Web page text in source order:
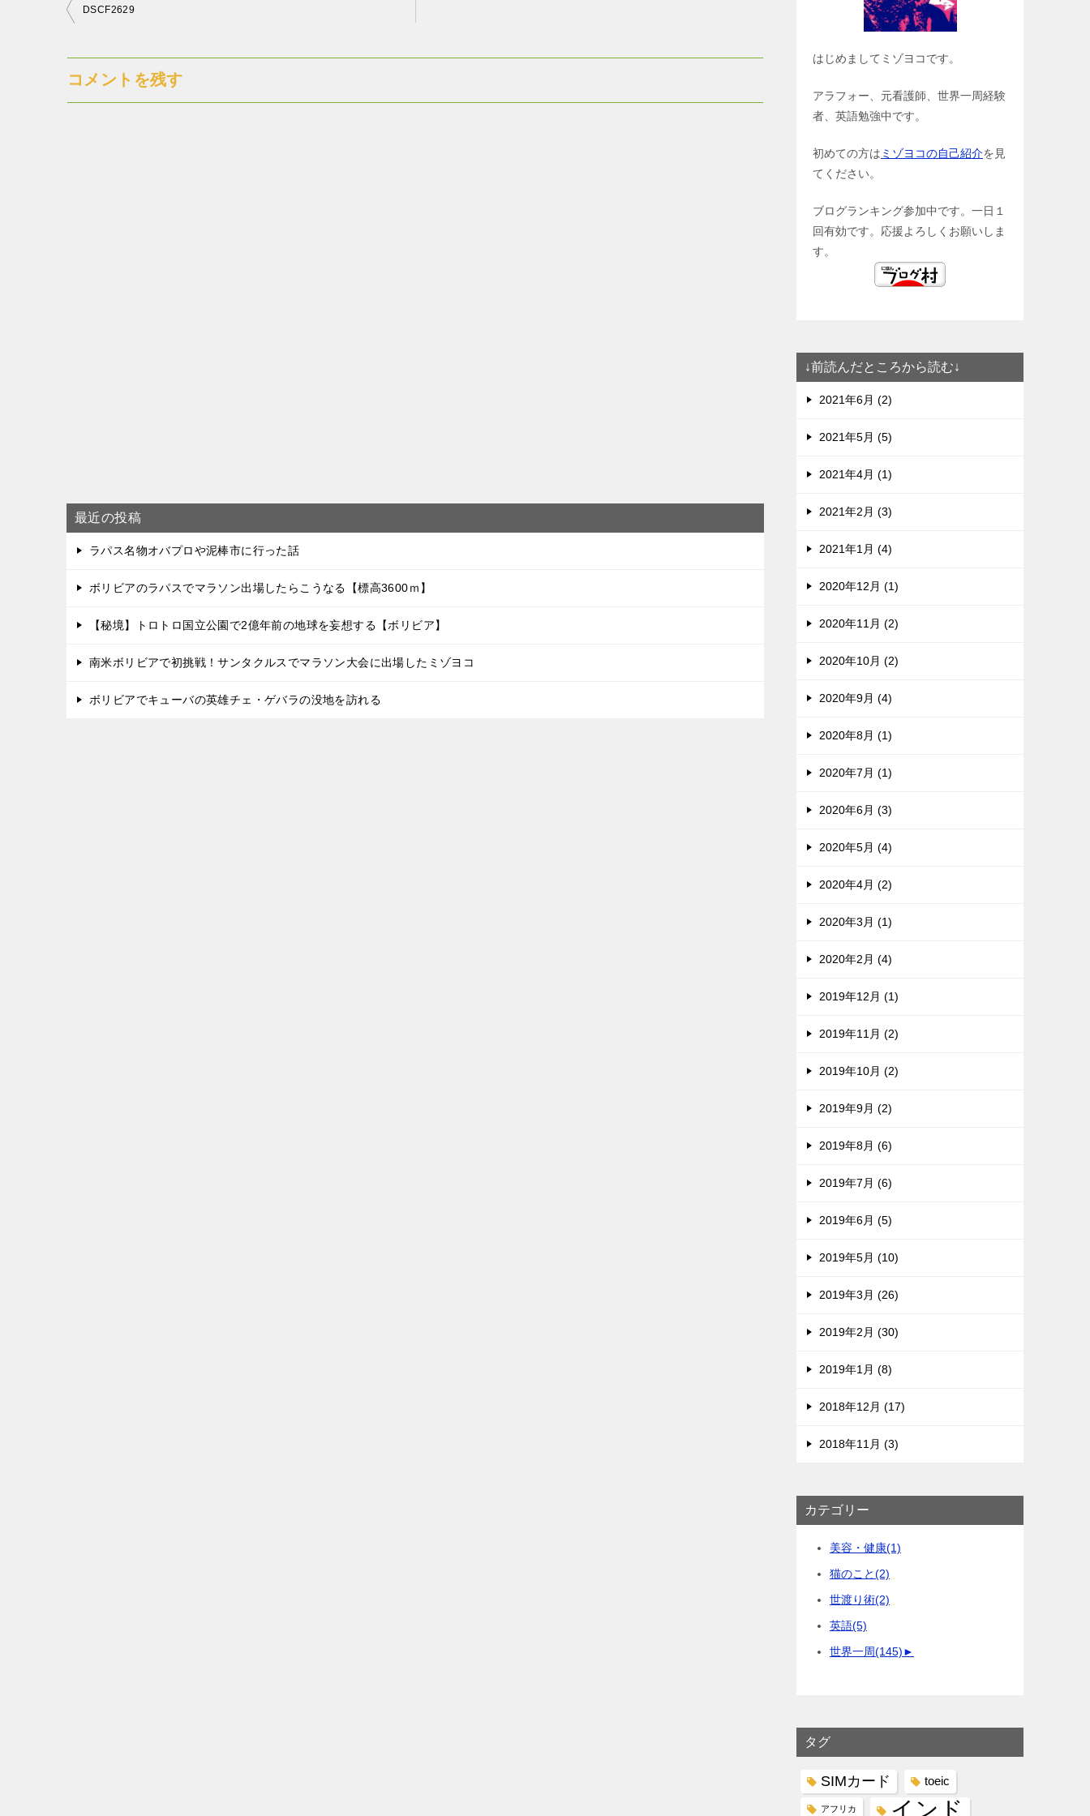
投
ナ
ビ
DSCF2629
コメントを残す
最近の投稿
ラパス名物オバプロや泥棒市に行った話
ボリビアのラパスでマラソン出場したらこうなる【標高3600ｍ】
【秘境】トロトロ国立公園で2億年前の地球を妄想する【ボリビア】
南米ボリビアで初挑戦！サンタクルスでマラソン大会に出場したミゾヨコ
ボリビアでキューバの英雄チェ・ゲバラの没地を訪れる
はじめましてミゾヨコです。
アラフォー、元看護師、世界一周経験
者、英語勉強中です。
初めての方は ミゾヨコの自己紹介を見
てください。
ブログランキング参加中です。一日１
回有効です。応援よろしくお願いしま
す。
↓前読んだところから読む↓
2021年6月 (2)
2021年5月 (5)
2021年4月 (1)
2021年2月 (3)
2021年1月 (4)
2020年12月 (1)
2020年11月 (2)
2020年10月 (2)
2020年9月 (4)
2020年8月 (1)
2020年7月 (1)
2020年6月 (3)
2020年5月 (4)
2020年4月 (2)
2020年3月 (1)
2020年2月 (4)
2019年12月 (1)
2019年11月 (2)
2019年10月 (2)
2019年9月 (2)
2019年8月 (6)
2019年7月 (6)
2019年6月 (5)
2019年5月 (10)
2019年3月 (26)
2019年2月 (30)
2019年1月 (8)
2018年12月 (17)
2018年11月 (3)
カテゴリー
美容・健康(1)
猫のこと(2)
世渡り術(2)
英語(5)
世界一周(145)►
タグ
SIMカード toeic
アフリカ インド